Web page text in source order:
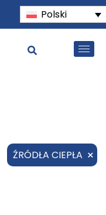
Polski
ŹRÓDŁA CIEPŁA ×